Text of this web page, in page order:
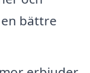
bättre